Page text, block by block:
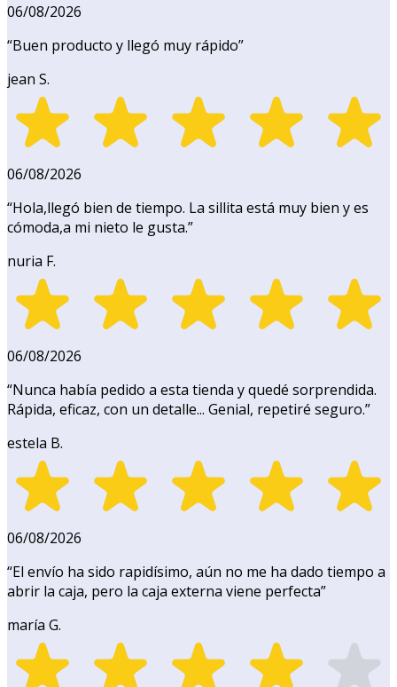
06/08/2026
“Buen producto y llegó muy rápido”
jean S.
06/08/2026
“Hola,llegó bien de tiempo. La sillita está muy bien y es
cómoda,a mi nieto le gusta.”
nuria F.
06/08/2026
“Nunca había pedido a esta tienda y quedé sorprendida.
Rápida, eficaz, con un detalle... Genial, repetiré seguro.”
estela B.
06/08/2026
“El envío ha sido rapidísimo, aún no me ha dado tiempo a
abrir la caja, pero la caja externa viene perfecta”
maría G.